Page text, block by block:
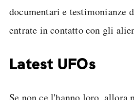
documentari e testimonianze
entrate in contatto con gli
Latest UFOs
Se non ce l'hanno loro, allora